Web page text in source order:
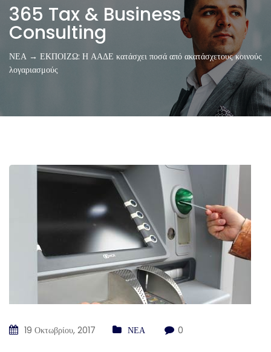
365 Tax & Business
Consulting
ΝΕΑ → ΕΚΠΟΙΖΩ: Η ΑΑΔΕ κατάσχει ποσά από ακατάσχετους κοινούς
λογαριασμούς
19 Οκτωβρίου, 2017 ΝΕΑ 0